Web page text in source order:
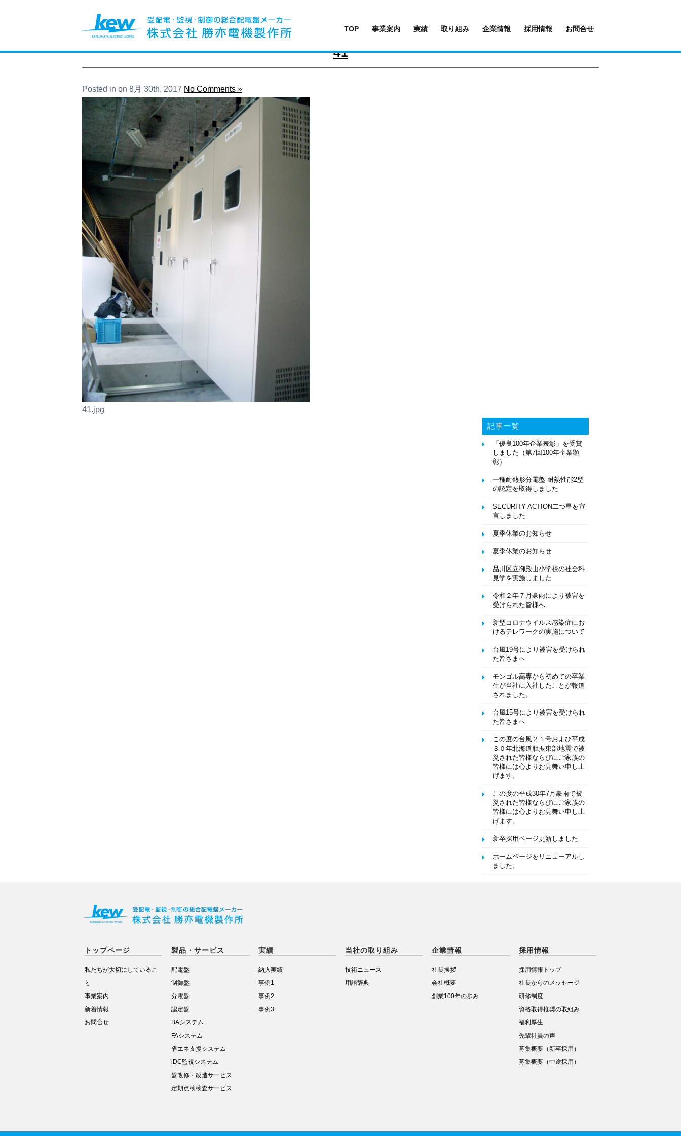
TOP 事業案内 実績 取り組み 企業情報 採用情報 お問合せ
41
Posted in on 8月 30th, 2017 No Comments »
41.jpg
記事一覧
「優良100年企業表彰」を受賞
しました（第7回100年企業顕
彰）
一種耐熱形分電盤 耐熱性能2型
の認定を取得しました
SECURITY ACTION二つ星を宣
言しました
夏季休業のお知らせ
夏季休業のお知らせ
品川区立御殿山小学校の社会科
見学を実施しました
令和２年７月豪雨により被害を
受けられた皆様へ
新型コロナウイルス感染症にお
けるテレワークの実施について
台風19号により被害を受けられ
た皆さまへ
モンゴル高専から初めての卒業
生が当社に入社したことが報道
されました。
台風15号により被害を受けられ
た皆さまへ
この度の台風２１号および平成
３０年北海道胆振東部地震で被
災された皆様ならびにご家族の
皆様には心よりお見舞い申し上
げます。
この度の平成30年7月豪雨で被
災された皆様ならびにご家族の
皆様には心よりお見舞い申し上
げます。
新卒採用ページ更新しました
ホームページをリニューアルし
ました。
トップページ
私たちが大切にしているこ
と
事業案内
新着情報
お問合せ
製品・サービス
配電盤
制御盤
分電盤
認定盤
BAシステム
FAシステム
省エネ支援システム
iDC監視システム
盤改修・改造サービス
定期点検検査サービス
実績
納入実績
事例1
事例2
事例3
当社の取り組み
技術ニュース
用語辞典
企業情報
社長挨拶
会社概要
創業100年の歩み
採用情報
採用情報トップ
社長からのメッセージ
研修制度
資格取得推奨の取組み
福利厚生
先輩社員の声
募集概要（新卒採用）
募集概要（中途採用）